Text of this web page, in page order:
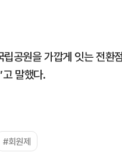
공원을 가깝게 잇는 전환
말했다.
#회원제